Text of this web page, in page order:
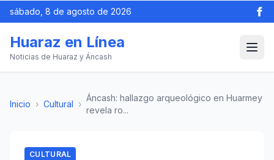
sábado, 8 de agosto de 2026
Huaraz en Línea
Noticias de Huaraz y Áncash
Inicio › Cultural ›
Áncash: hallazgo arqueológico en Huarmey
revela ro...
CULTURAL